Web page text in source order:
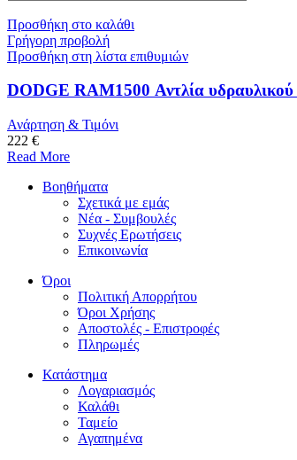
Προσθήκη στο καλάθι
Γρήγορη προβολή
Προσθήκη στη λίστα επιθυμιών
DODGE RAM1500 Αντλία υδραυλικού
Ανάρτηση & Τιμόνι
222 €
Read More
Βοηθήματα
Σχετικά με εμάς
Νέα - Συμβουλές
Συχνές Ερωτήσεις
Επικοινωνία
Όροι
Πολιτική Απορρήτου
Όροι Χρήσης
Αποστολές - Επιστροφές
Πληρωμές
Κατάστημα
Λογαριασμός
Καλάθι
Ταμείο
Αγαπημένα